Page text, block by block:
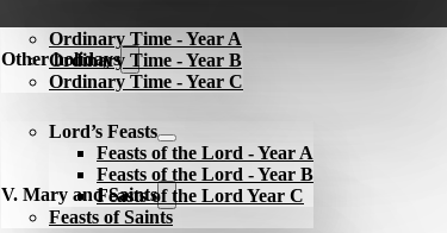
Ordinary Time - Year A
Ordinary Time - Year B
Ordinary Time - Year C
Other holidays
Lord’s Feasts
Feasts of the Lord - Year A
Feasts of the Lord - Year B
Feasts of the Lord Year C
Feasts of Saints
V. Mary and Saints